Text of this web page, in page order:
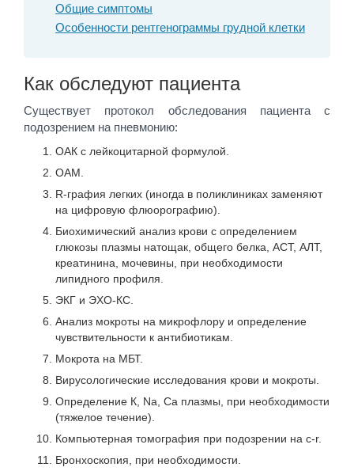
Общие симптомы
Особенности рентгенограммы грудной клетки
Как обследуют пациента
Существует протокол обследования пациента с
подозрением на пневмонию:
ОАК с лейкоцитарной формулой.
ОАМ.
R-графия легких (иногда в поликлиниках заменяют
на цифровую флюорографию).
Биохимический анализ крови с определением
глюкозы плазмы натощак, общего белка, АСТ, АЛТ,
креатинина, мочевины, при необходимости
липидного профиля.
ЭКГ и ЭХО-КС.
Анализ мокроты на микрофлору и определение
чувствительности к антибиотикам.
Мокрота на МБТ.
Вирусологические исследования крови и мокроты.
Определение К, Na, Ca плазмы, при необходимости
(тяжелое течение).
Компьютерная томография при подозрении на c-r.
Бронхоскопия, при необходимости.